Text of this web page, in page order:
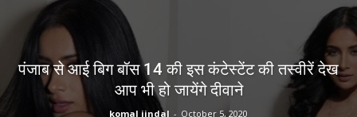
पंजाब से आई बिग बॉस 14 की इस कंटेस्टेंट की तस्वीरें देख
आप भी हो जायेंगे दीवाने
komal jindal - October 5, 2020